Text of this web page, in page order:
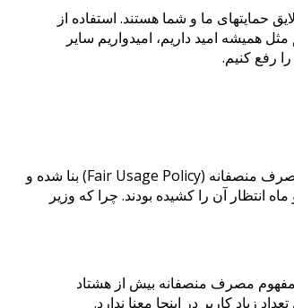
حمایتهای ما و شما هستند. استفاده از
همیشه امید داریم، امیدواریم سایر
رفع کنیم.
صبح امروز وزیر ارتباطات را در صفحه اینستاگرام خود با کاربران به اشتراک گذاشت. او در این پست اعلام کرد که تعرفه سرویسهای غیرحجمی مبتنی بر یک مصرف منصفانه (Fair Usage Policy) بنا شده و
ماه انتظار آن را کشیده بودند. چرا که وزیر
مفهوم مصرف منصفانه بیش از هشتاد
زیاد کاربر در اینجا معنا ندارد.